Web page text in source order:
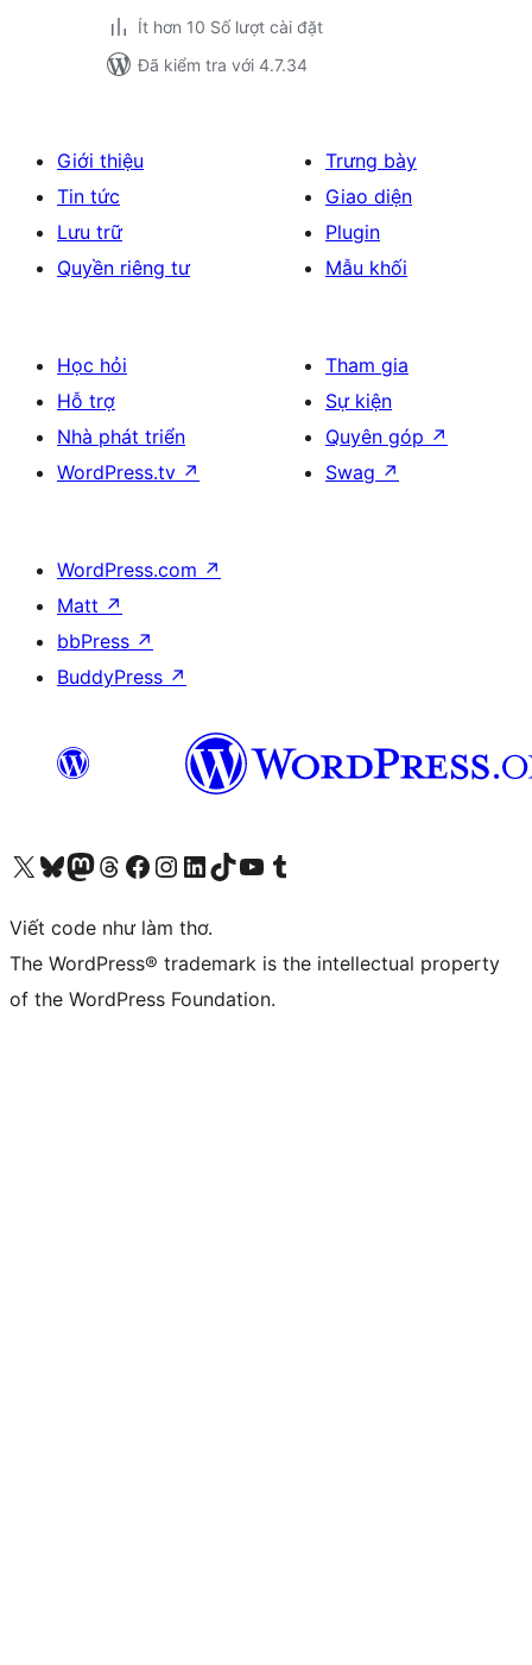
Ít hơn 10 Số lượt cài đặt
Đã kiểm tra với 4.7.34
Giới thiệu
Tin tức
Lưu trữ
Quyền riêng tư
Trưng bày
Giao diện
Plugin
Mẫu khối
Học hỏi
Hỗ trợ
Nhà phát triển
WordPress.tv ↗
Tham gia
Sự kiện
Quyên góp ↗
Swag ↗
WordPress.com ↗
Matt ↗
bbPress ↗
BuddyPress ↗
Truy cập tài khoản X (trước đây là Twitter) của chúng tôiVisit our Bluesky account
Visit our Mastodon account
Visit our Threads account
Xem trang Facebook của chúng tôiTruy cập tài khoản Instagram của chúng tôiTruy cập tài khoản LinkedIn của chúng tôiVisit our TikTok account
Truy cập kênh YouTube của chúng tôi Visit our Tumblr account
Viết code như làm thơ.
The WordPress® trademark is the intellectual property
of the WordPress Foundation.